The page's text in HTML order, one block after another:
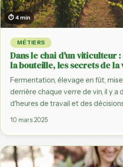
⏱ 4 min
MÉTIERS
Dans le chai d'un viticulteur
la bouteille, les secrets de
Fermentation, élevage en fût,
derrière chaque verre de vin, il y a
d'heures de travail et des
10 mars 2025